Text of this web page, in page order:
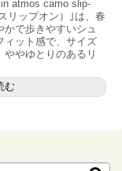
atmos camo slip-
リップオン）｣は、春
で歩きやすいシュ
ィット感で、サイズ
やゆとりのあるリ
む